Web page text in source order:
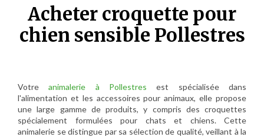
Acheter croquette pour
chien sensible Pollestres
Votreanimalerie à Pollestres est spécialisée dans
l'alimentation et les accessoires pour animaux, elle propose
une large gamme de produits, y compris des croquettes
spécialement formulées pour chats et chiens. Cette
animalerie se distingue par sa sélection de qualité, veillant à la